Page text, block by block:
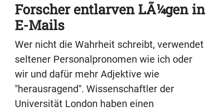
Forscher entlarven LÃ¼gen in
E-Mails
Wer nicht die Wahrheit schreibt, verwendet
seltener Personalpronomen wie ich oder
wir und dafür mehr Adjektive wie
"herausragend". Wissenschaftler der
Universität London haben einen